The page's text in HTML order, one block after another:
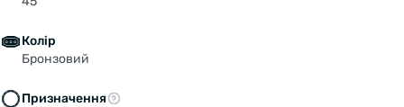
Колір
Бронзовий
Призначення